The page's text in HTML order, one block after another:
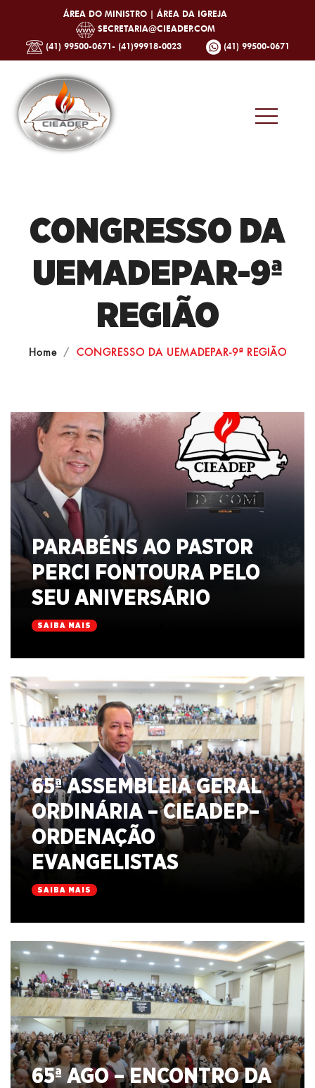
ÁREA DO MINISTRO | ÁREA DA IGREJA
SECRETARIA@CIEADEP.COM
(41) 99500-0671- (41)99918-0023
(41) 99500-0671
CONGRESSO DA
UEMADEPAR-9ª
REGIÃO
Home CONGRESSO DA UEMADEPAR-9ª REGIÃO
PARABÉNS AO PASTOR
PERCI FONTOURA PELO
SEU ANIVERSÁRIO
SAIBA MAIS
65ª ASSEMBLEIA GERAL
ORDINÁRIA – CIEADEP–
ORDENAÇÃO
EVANGELISTAS
SAIBA MAIS
65ª AGO – ENCONTRO DA